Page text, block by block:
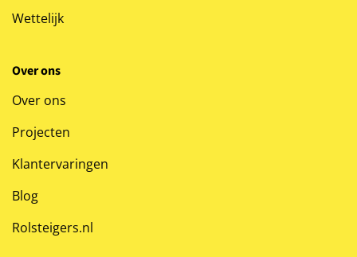
Wettelijk
Over ons
Over ons
Projecten
Klantervaringen
Blog
Rolsteigers.nl